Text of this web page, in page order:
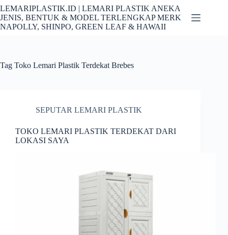
Skip
to
content
LEMARIPLASTIK.ID | LEMARI PLASTIK ANEKA
JENIS, BENTUK & MODEL TERLENGKAP MERK
NAPOLLY, SHINPO, GREEN LEAF & HAWAII
Tag Toko Lemari Plastik Terdekat Brebes
SEPUTAR LEMARI PLASTIK
TOKO LEMARI PLASTIK TERDEKAT DARI
LOKASI SAYA